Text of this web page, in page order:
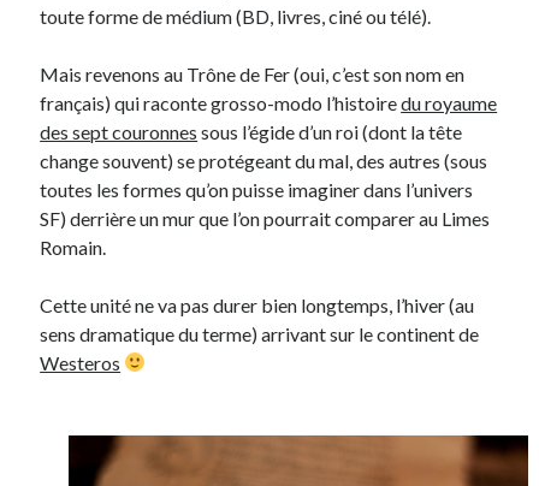
toute forme de médium (BD, livres, ciné ou télé).
Mais revenons au Trône de Fer (oui, c’est son nom en
français) qui raconte grosso-modo l’histoiredu royaume
des sept couronnes sous l’égide d’un roi (dont la tête
change souvent) se protégeant du mal, des autres (sous
toutes les formes qu’on puisse imaginer dans l’univers
SF) derrière un mur que l’on pourrait comparer au Limes
Romain.
Cette unité ne va pas durer bien longtemps, l’hiver (au
sens dramatique du terme) arrivant sur le continent de
Westeros